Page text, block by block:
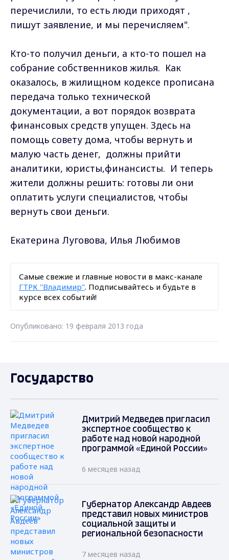
перечислили, то есть люди приходят ,
пишут заявление, и мы перечисляем".
Кто-то получил деньги, а кто-то пошел на
собрание собственников жилья. Как
оказалось, в жилищном кодексе прописана
передача только технической
документации, а вот порядок возврата
финансовых средств упущен. Здесь на
помощь совету дома, чтобы вернуть и
малую часть денег, должны прийти
аналитики, юристы,финансисты. И теперь
жители должны решить: готовы ли они
оплатить услуги специалистов, чтобы
вернуть свои деньги.
Екатерина Луговова, Илья Любимов
Самые свежие и главные новости в макс-канале
ГТРК "Владимир". Подписывайтесь и будьте в
курсе всех событий!
Опубликовано: 19 февраля 2013 года
Государство
Дмитрий Медведев пригласил
экспертное сообщество к
работе над новой народной
программой «Единой России»
6 месяцев назад
Губернатор Александр Авдеев
представил новых министров
социальной защиты и
региональной безопасности
7 месяцев назад